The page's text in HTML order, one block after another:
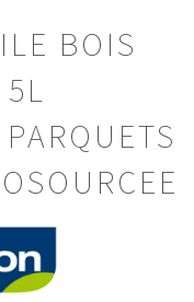
BOIS
5L